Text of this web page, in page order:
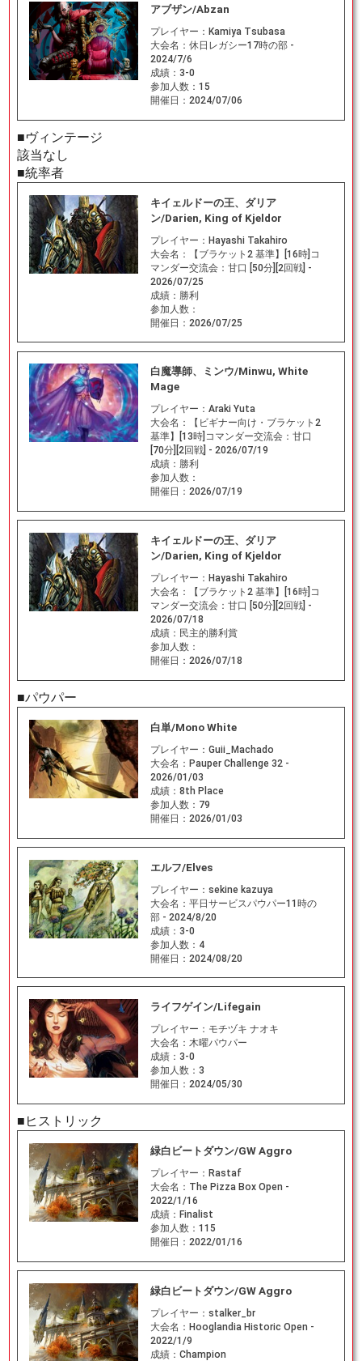
アブザン/Abzan
プレイヤー： Kamiya Tsubasa
大会名： 休日レガシー17時の部 -
2024/7/6
成績： 3-0
参加人数： 15
開催日： 2024/07/06
■ヴィンテージ
該当なし
■統率者
キイェルドーの王、ダリア
ン/Darien, King of Kjeldor
プレイヤー： Hayashi Takahiro
大会名：
【ブラケット2 基準】[16時]コ
マンダー交流会：甘口 [50分][2回戦] -
2026/07/25
成績： 勝利
参加人数：
開催日： 2026/07/25
白魔導師、ミンウ/Minwu, White
Mage
プレイヤー： Araki Yuta
大会名：
【ビギナー向け・ブラケット2
基準】[13時]コマンダー交流会：甘口
[70分][2回戦] - 2026/07/19
成績： 勝利
参加人数：
開催日： 2026/07/19
キイェルドーの王、ダリア
ン/Darien, King of Kjeldor
プレイヤー： Hayashi Takahiro
大会名：
【ブラケット2 基準】[16時]コ
マンダー交流会：甘口 [50分][2回戦] -
2026/07/18
成績： 民主的勝利賞
参加人数：
開催日： 2026/07/18
■パウパー
白単/Mono White
プレイヤー： Guii_Machado
大会名： Pauper Challenge 32 -
2026/01/03
成績： 8th Place
参加人数： 79
開催日： 2026/01/03
エルフ/Elves
プレイヤー： sekine kazuya
大会名： 平日サービスパウパー11時の
部 - 2024/8/20
成績： 3-0
参加人数： 4
開催日： 2024/08/20
ライフゲイン/Lifegain
プレイヤー： モチヅキ ナオキ
大会名： 木曜パウパー
成績： 3-0
参加人数： 3
開催日： 2024/05/30
■ヒストリック
緑白ビートダウン/GW Aggro
プレイヤー： Rastaf
大会名： The Pizza Box Open -
2022/1/16
成績： Finalist
参加人数： 115
開催日： 2022/01/16
緑白ビートダウン/GW Aggro
プレイヤー： stalker_br
大会名： Hooglandia Historic Open -
2022/1/9
成績： Champion